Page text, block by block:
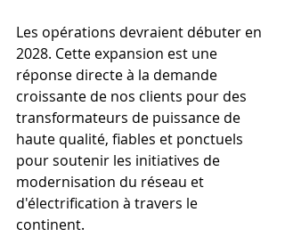
Les opérations devraient débuter en
2028. Cette expansion est une
réponse directe à la demande
croissante de nos clients pour des
transformateurs de puissance de
haute qualité, fiables et ponctuels
pour soutenir les initiatives de
modernisation du réseau et
d'électrification à travers le
continent.